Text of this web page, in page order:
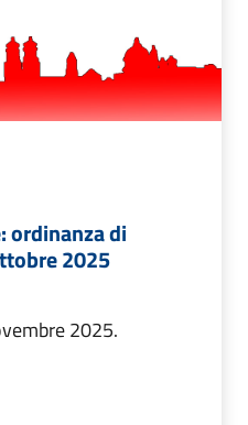
ordinanza di
2025
2025.